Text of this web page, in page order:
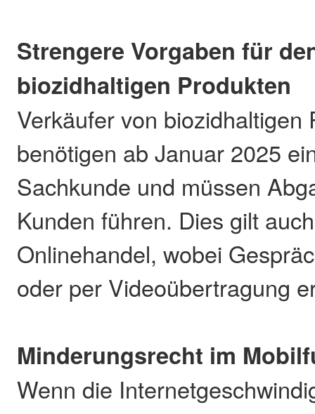
Strengere Vorgaben für
biozidhaltigen Produkten
Verkäufer von biozidhaltigen
benötigen ab Januar 2025
Sachkunde und müssen
Kunden führen. Dies gilt
Onlinehandel, wobei
oder per Videoübertragung
Minderungsrecht im
Wenn die